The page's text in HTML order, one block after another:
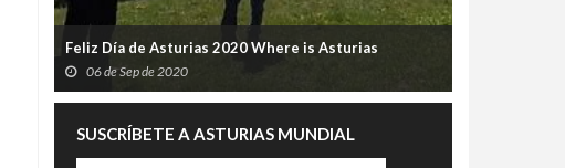
Feliz Día de Asturias 2020 Where is Asturias
06 de Sep de 2020
SUSCRÍBETE A ASTURIAS MUNDIAL